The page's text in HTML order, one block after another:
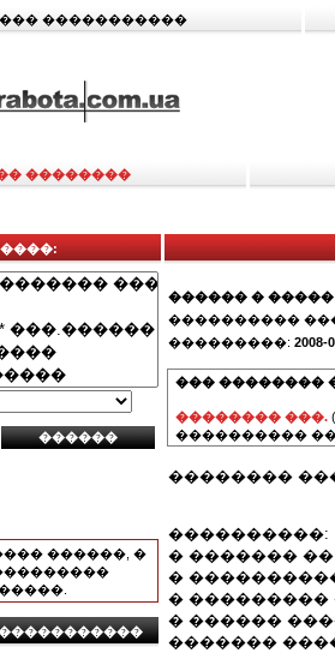
�����������
��������
������, �
������ � �����
����������
���������: 2008-
��� ��������
�������� ���.
����������
��������
����������:
� ������� ��
�
� ���������
� ������
�������